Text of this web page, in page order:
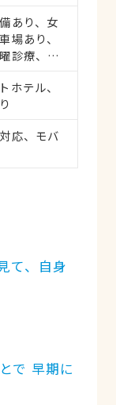
・免疫系
生虫、皮
疾患、
アレルギ
、けが・
あり、女
場あり、
診療、祝
ホテル、
応、モバ
て、自身
で 早期に